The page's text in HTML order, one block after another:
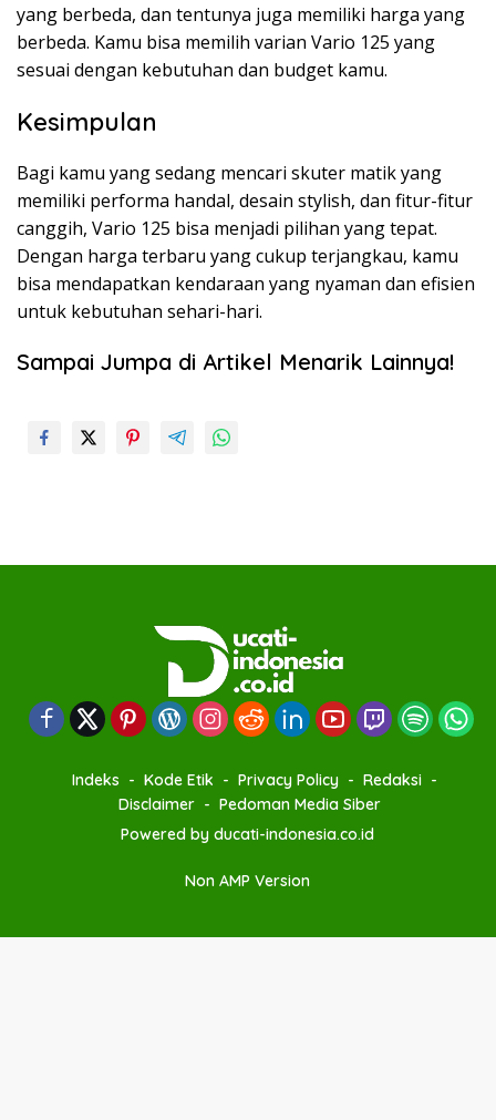
yang berbeda, dan tentunya juga memiliki harga yang
berbeda. Kamu bisa memilih varian Vario 125 yang
sesuai dengan kebutuhan dan budget kamu.
Kesimpulan
Bagi kamu yang sedang mencari skuter matik yang
memiliki performa handal, desain stylish, dan fitur-fitur
canggih, Vario 125 bisa menjadi pilihan yang tepat.
Dengan harga terbaru yang cukup terjangkau, kamu
bisa mendapatkan kendaraan yang nyaman dan efisien
untuk kebutuhan sehari-hari.
Sampai Jumpa di Artikel Menarik Lainnya!
Indeks Kode Etik Privacy Policy
Redaksi
Disclaimer
Pedoman Media Siber
Powered by ducati-indonesia.co.id
Non AMP Version